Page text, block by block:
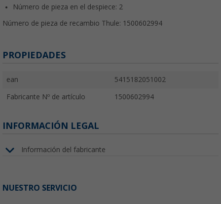
Número de pieza en el despiece: 2
Número de pieza de recambio Thule: 1500602994
PROPIEDADES
ean 5415182051002
Fabricante Nº de artículo 1500602994
INFORMACIÓN LEGAL
Información del fabricante
NUESTRO SERVICIO